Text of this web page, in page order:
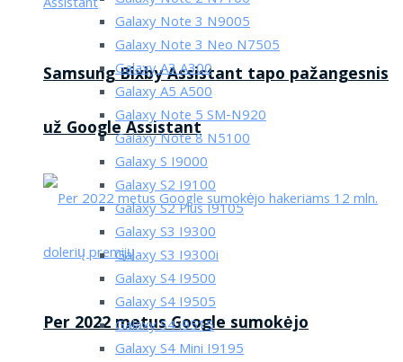
Samsung Bixby Assistant tapo pažangesnis
už Google Assistant
Per 2022 metus Google sumokėjo
Galaxy Note 3 N9005
Galaxy Note 3 Neo N7505
Galaxy A3 A300
Galaxy A5 A500
Galaxy Note 5 SM-N920
Galaxy Note 8 N5100
Galaxy S I9000
Galaxy S2 I9100
Galaxy S2 Plus I9105
Galaxy S3 I9300
Galaxy S3 I9300i
Galaxy S4 I9500
Galaxy S4 I9505
Galaxy S4 i9515
Galaxy S4 Mini I9195